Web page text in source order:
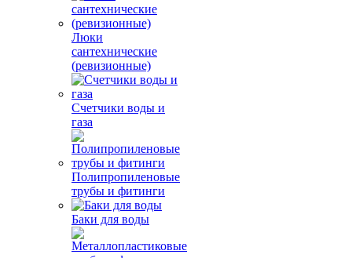
Люки
сантехнические
(ревизионные)
Счетчики воды и
газа
Полипропиленовые
трубы и фитинги
Баки для воды